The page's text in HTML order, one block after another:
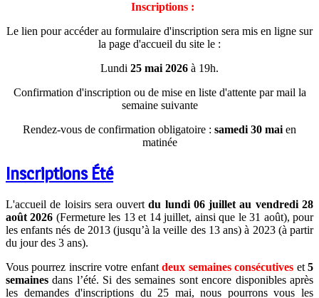
Inscriptions :
Le lien pour accéder au formulaire d'inscription sera mis en ligne sur
la page d'accueil du site le :
Lundi 25 mai 2026 à 19h.
Confirmation d'inscription ou de mise en liste d'attente par mail la
semaine suivante
Rendez-vous de confirmation obligatoire : samedi 30 mai en
matinée
Inscriptions Été
L'accueil de loisirs sera ouvertdu lundi 06 juillet au vendredi 28
août 2026 (Fermeture les 13 et 14 juillet, ainsi que le 31 août), pour
les enfants nés de 2013 (jusqu’à la veille des 13 ans) à 2023 (à partir
du jour des 3 ans).
Vous pourrez inscrire votre enfantdeux semaines consécutives et5
semaines dans l’été. Si des semaines sont encore disponibles après
les demandes d'inscriptions du 25 mai, nous pourrons vous les